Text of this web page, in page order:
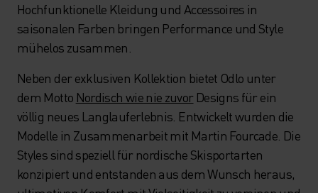
Hochfunktionelle Kleidung und Accessoires in
saisonalen Farben bringen Performance und Style
mühelos zusammen.
Neben der exklusiven Kollektion bietet Odlo unter
dem Motto Nordisch wie nie zuvor Designs für ein
völlig neues Langlauferlebnis. Entwickelt wurden die
Modelle in Zusammenarbeit mit Martin Fourcade. Die
Styles sind speziell für nordische Skisportarten
konzipiert und entstanden aus dem Wunsch heraus,